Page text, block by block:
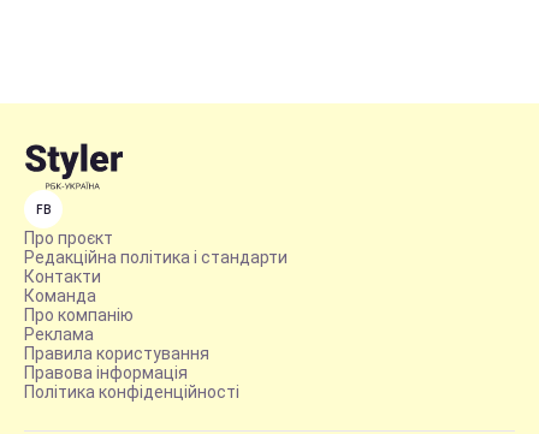
FB
Про проєкт
Редакційна політика і стандарти
Контакти
Команда
Про компанію
Реклама
Правила користування
Правова інформація
Політика конфіденційності